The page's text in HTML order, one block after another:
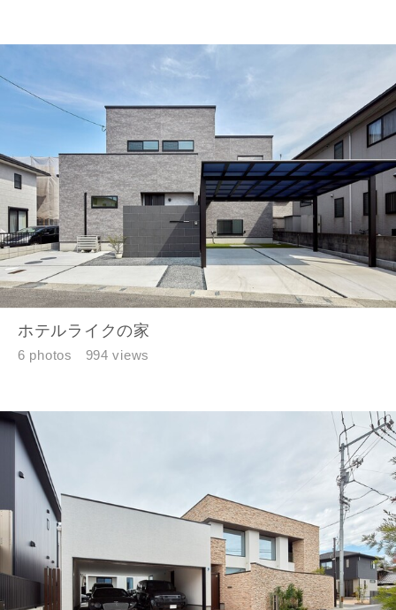
ホテルライクの家
6 photos 994 views